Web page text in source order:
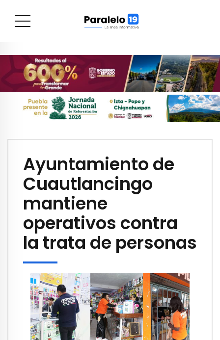
Ayuntamiento de
Cuautlancingo
mantiene
operativos contra
la trata de personas